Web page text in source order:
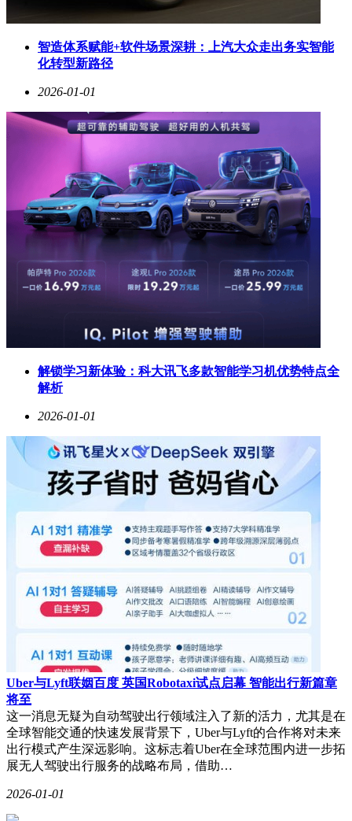
智造体系赋能+软件场景深耕：上汽大众走出务实智能
化转型新路径
2026-01-01
解锁学习新体验：科大讯飞多款智能学习机优势特点全
解析
2026-01-01
Uber与Lyft联姻百度 英国Robotaxi试点启幕 智能出行新篇章
将至
这一消息无疑为自动驾驶出行领域注入了新的活力，尤其是在
全球智能交通的快速发展背景下，Uber与Lyft的合作将对未来
出行模式产生深远影响。这标志着Uber在全球范围内进一步拓
展无人驾驶出行服务的战略布局，借助…
2026-01-01